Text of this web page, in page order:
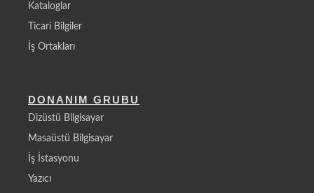
Kataloglar
Ticari Bilgiler
İş Ortakları
DONANIM GRUBU
Dizüstü Bilgisayar
Masaüstü Bilgisayar
İş İstasyonu
Yazıcı